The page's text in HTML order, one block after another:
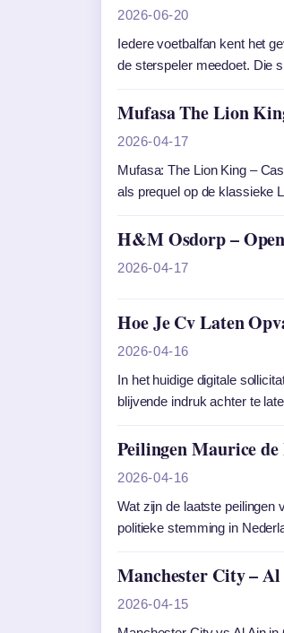
2026-06-20
Iedere voetbalfan kent het
de sterspeler meedoet. Die
Mufasa The Lion
2026-04-17
Mufasa: The Lion King –
als prequel op de klassieke
H&M Osdorp –
2026-04-17
Hoe Je Cv Laten
2026-04-16
In het huidige digitale
blijvende indruk achter te
Peilingen Maurice
2026-04-16
Wat zijn de laatste peilingen
politieke stemming in
Manchester City –
2026-04-15